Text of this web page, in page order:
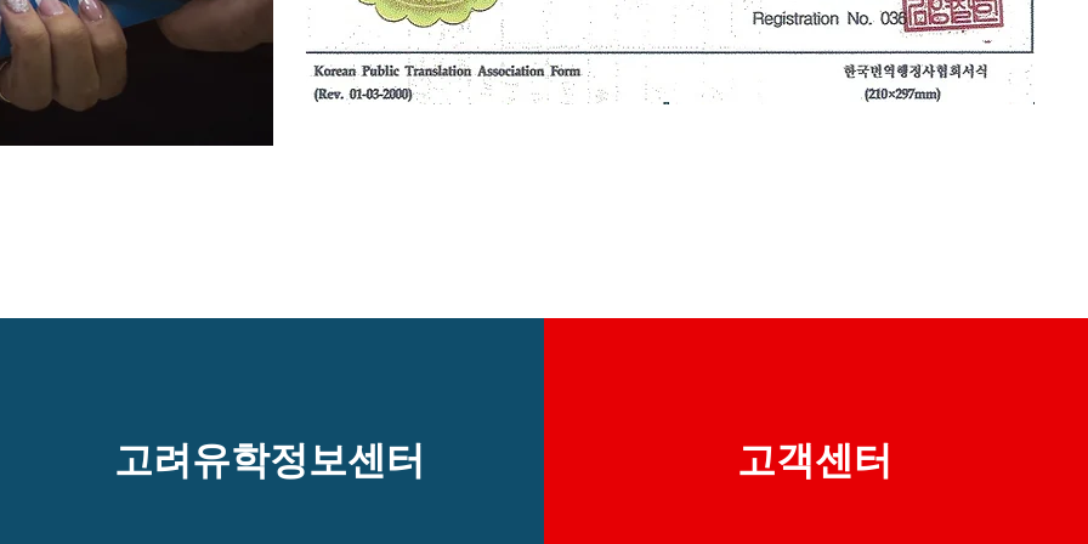
고려유학정보센터 ​고객센터